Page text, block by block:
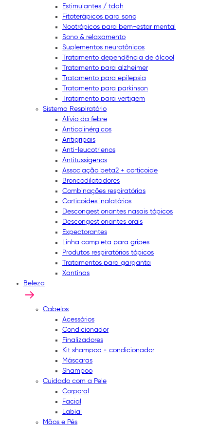
Estimulantes / tdah
Fitoterápicos para sono
Nootrópicos para bem-estar mental
Sono & relaxamento
Suplementos neurotônicos
Tratamento dependência de álcool
Tratamento para alzheimer
Tratamento para epilepsia
Tratamento para parkinson
Tratamento para vertigem
Sistema Respiratório
Alívio da febre
Anticolinérgicos
Antigripais
Anti-leucotrienos
Antitussígenos
Associação beta2 + corticoide
Broncodilatadores
Combinações respiratórias
Corticoides inalatórios
Descongestionantes nasais tópicos
Descongestionantes orais
Expectorantes
Linha completa para gripes
Produtos respiratórios tópicos
Tratamentos para garganta
Xantinas
Beleza
Cabelos
Acessórios
Condicionador
Finalizadores
Kit shampoo + condicionador
Máscaras
Shampoo
Cuidado com a Pele
Corporal
Facial
Labial
Mãos e Pés